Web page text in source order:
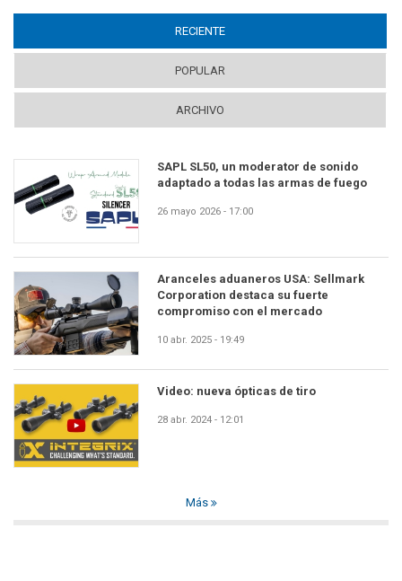
RECIENTE
POPULAR
ARCHIVO
SAPL SL50, un moderator de sonido
adaptado a todas las armas de fuego
26 mayo 2026 - 17:00
Aranceles aduaneros USA: Sellmark
Corporation destaca su fuerte
compromiso con el mercado
10 abr. 2025 - 19:49
Video: nueva ópticas de tiro
28 abr. 2024 - 12:01
Más